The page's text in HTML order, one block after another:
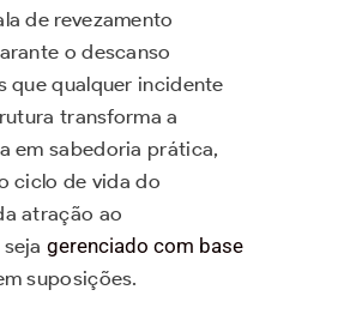
de revezamento
o descanso
que qualquer incidente
transforma a
em sabedoria prática,
ciclo de vida do
atração ao
sejagerenciado com base
suposições.